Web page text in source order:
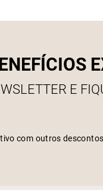
E
com outros